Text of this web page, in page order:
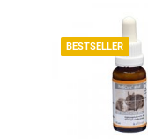
BESTSELLER